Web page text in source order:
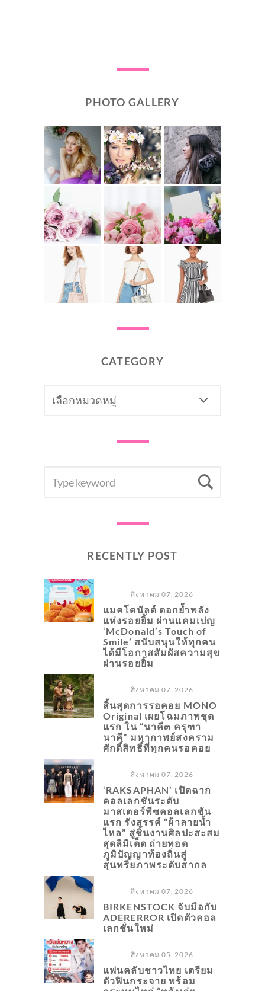
PHOTO GALLERY
CATEGORY
FOR:
RECENTLY POST
สิงหาคม 07, 2026
แมคโดนัลด์ ตอกย้ำพลัง
แห่งรอยยิ้ม ผ่านแคมเปญ
‘McDonald’s Touch of
Smile’ สนับสนุนให้ทุกคน
ได้มีโอกาสสัมผัสความสุข
ผ่านรอยยิ้ม
สิงหาคม 07, 2026
สิ้นสุดการรอคอย MONO
Original เผยโฉมภาพชุด
แรก ใน “นาคี๓ ครุฑา
นาคี” มหากาพย์สงคราม
ศักดิ์สิทธิ์ที่ทุกคนรอคอย
สิงหาคม 07, 2026
‘RAKSAPHAN’ เปิดฉาก
คอลเลกชันระดับ
มาสเตอร์พีซคอลเลกชัน
แรก รังสรรค์ “ผ้าลายน้ำ
ไหล” สู่ชิ้นงานศิลปะสะสม
สุดลิมิเต็ด ถ่ายทอด
ภูมิปัญญาท้องถิ่นสู่
สุนทรียภาพระดับสากล
สิงหาคม 07, 2026
BIRKENSTOCK จับมือกับ
ADERERROR เปิดตัวคอล
เลกชั่นใหม่
สิงหาคม 05, 2026
แฟนคลับชาวไทย เตรียม
ตัวฟินกระจาย พร้อม